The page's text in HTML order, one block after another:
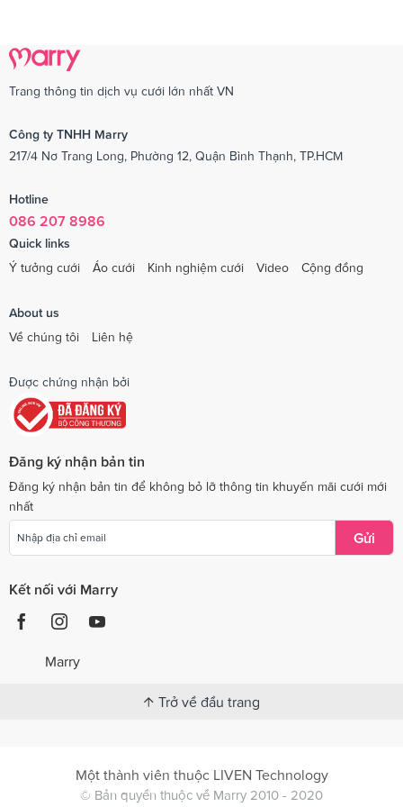
Trang thông tin dịch vụ cưới lớn nhất VN
Công ty TNHH Marry
217/4 Nơ Trang Long, Phường 12, Quận Bình Thạnh, TP.HCM
Hotline
086 207 8986
Quick links
Ý tưởng cưới
Áo cưới Kinh nghiệm cưới Video Cộng đồng
About us
Về chúng tôi
Liên hệ
Được chứng nhận bởi
Đăng ký nhận bản tin
Đăng ký nhận bản tin để không bỏ lỡ thông tin khuyến mãi cưới mới
nhất
Gửi
Kết nối với Marry
Marry
Trở về đầu trang
Một thành viên thuộc LIVEN Technology
© Bản quyền thuộc về Marry 2010 - 2020